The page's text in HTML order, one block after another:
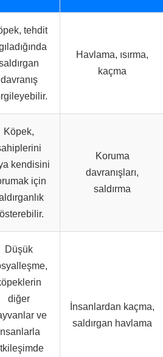
tehdit
davranış
Havlama, ısırma,
kaçma
Köpek,
kendisini
için
Koruma
davranışları,
saldırma
Düşük
diğer
ve
İnsanlardan kaçma,
saldırgan havlama